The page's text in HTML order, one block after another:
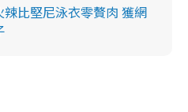
比堅尼泳衣零贅肉 獲網